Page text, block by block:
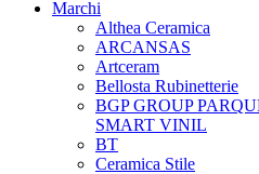
Marchi
Althea Ceramica
ARCANSAS
Artceram
Bellosta Rubinetterie
BGP GROUP
SMART VINIL
BT
Ceramica Stile